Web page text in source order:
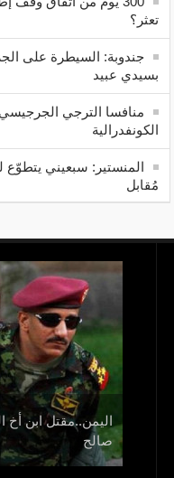
تعثر؟
جندوبة: السيطرة على
بسيدي عبيد
منافسا الترجي
الكونفدرالية
مُقابل
اليمن..مقتل ابن أخ
صالح